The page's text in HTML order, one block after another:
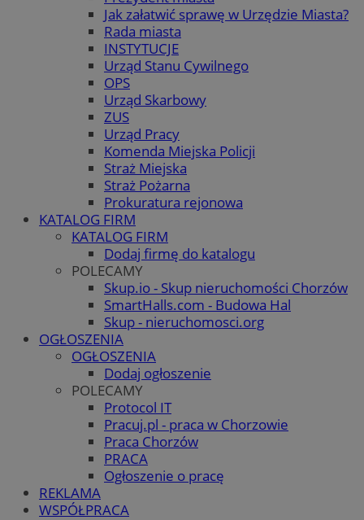
Jak załatwić sprawę w Urzędzie Miasta?
Rada miasta
INSTYTUCJE
Urząd Stanu Cywilnego
OPS
Urząd Skarbowy
ZUS
Urząd Pracy
Komenda Miejska Policji
Straż Miejska
Straż Pożarna
Prokuratura rejonowa
KATALOG FIRM
KATALOG FIRM
Dodaj firmę do katalogu
POLECAMY
Skup.io - Skup nieruchomości Chorzów
SmartHalls.com - Budowa Hal
Skup - nieruchomosci.org
OGŁOSZENIA
OGŁOSZENIA
Dodaj ogłoszenie
POLECAMY
Protocol IT
Pracuj.pl - praca w Chorzowie
Praca Chorzów
PRACA
Ogłoszenie o pracę
REKLAMA
WSPÓŁPRACA